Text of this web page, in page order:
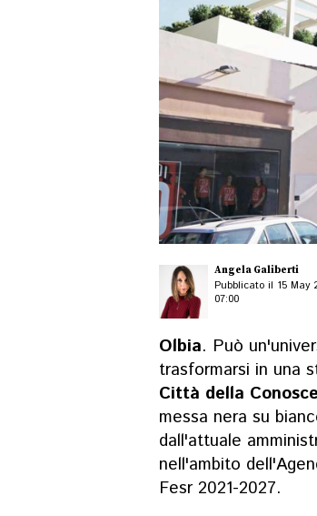
Angela Galiberti
Pubblicato il 15 May
07:00
Olbia. Può
trasformarsi in una
Città della
messa nera su
dall'attuale
nell'ambito
Fesr 2021-2027.